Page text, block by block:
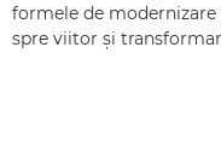
formele de
spre viitor şi